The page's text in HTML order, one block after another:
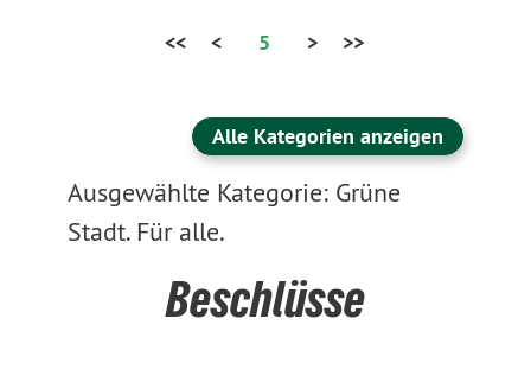
<< < 5 > >>
Alle Kategorien anzeigen
Ausgewählte Kategorie: Grüne
Stadt. Für alle.
Beschlüsse